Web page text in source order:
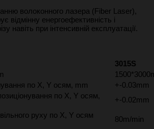
волоконного лазера (Fiber Laser),
відмінну енергоефективність і
навіть при інтенсивній експлуатації.
3015S
по X, Y осям, mm
+-0.03mm
по X, Y осям,
+-0.02mm
руху по X, Y осям
80m/min